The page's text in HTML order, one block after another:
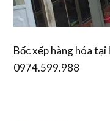
Bốc xếp hàng hóa tại
0974.599.988